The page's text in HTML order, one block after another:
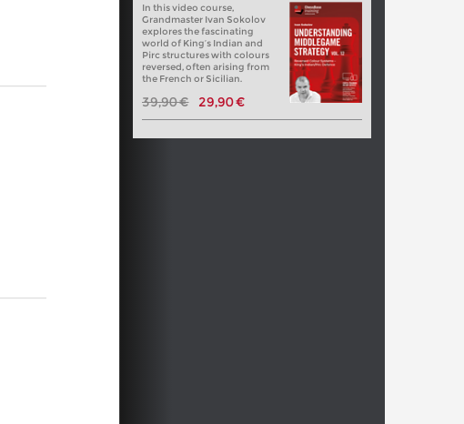
In this video course,
Grandmaster Ivan Sokolov
explores the fascinating
world of King’s Indian and
Pirc structures with colours
reversed, often arising from
the French or Sicilian.
39,90 € 29,90 €